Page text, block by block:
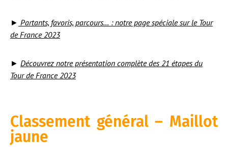
► Partants, favoris, parcours… : notre page spéciale sur le Tour
de France 2023
► Découvrez notre présentation complète des 21 étapes du
Tour de France 2023
Classement général – Maillot
jaune